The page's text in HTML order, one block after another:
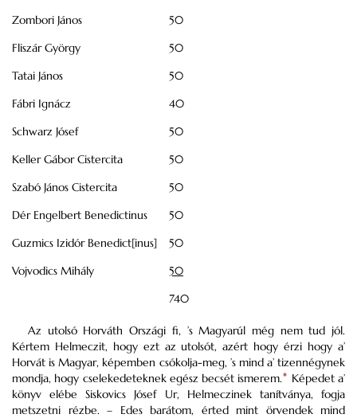
Zombori János
50
Fliszár György
50
Tatai János
50
Fábri Ignácz
40
Schwarz Jósef
50
Keller Gábor Cistercita
50
Szabó János Cistercita
50
Dér Engelbert Benedictinus
50
Guzmics Izidór Benedict[inus]
50
Vojvodics Mihály
50
740
Az utolsó Horváth Országi fi, ’s Magyarúl még nem tud jól.
Kértem Helmeczit, hogy ezt az utolsót, azért hogy érzi hogy a’
Horvát is Magyar, képemben csókolja-meg, ’s mind a’ tizennégynek
mondja, hogy cselekedeteknek egész becsét ismerem. *
Képedet a’
könyv elébe Siskovics Jósef Ur, Helmeczinek tanítványa, fogja
metszetni rézbe. – Edes barátom, érted mint örvendek mind